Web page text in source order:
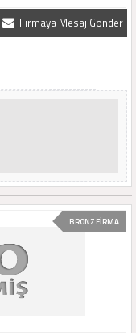
Firmaya Mesaj Gönder
BRONZ FİRMA